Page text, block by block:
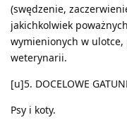
(swędzenie,
jakichkolwiek
wymienionych w
weterynarii.
[u]5. DOCELOWE
Psy i koty.